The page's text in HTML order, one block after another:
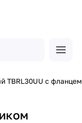
TBRL30UU с фланцем